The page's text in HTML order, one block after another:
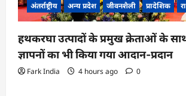
अंतर्राष्ट्रीय अन्य प्रदेश जीवनशैली प्रादेशिक
हथकरघा उत्पादों के प्रमुख क्रेताओं के
ज्ञापनों का भी किया गया आदान-प्रदान
Fark India 4 hours ago 0